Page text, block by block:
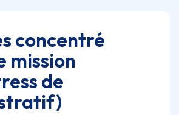
concentré
mission
de